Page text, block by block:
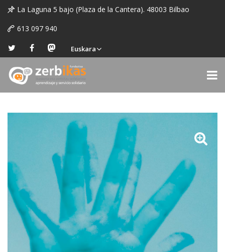
La Laguna 5 bajo (Plaza de la Cantera). 48003 Bilbao
613 097 940
Euskara